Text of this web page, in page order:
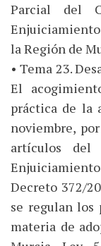
Parcial del
la Región de
• Tema 23.
El
práctica de la
noviembre,
artículos
Decreto 372/
se regulan los
materia de